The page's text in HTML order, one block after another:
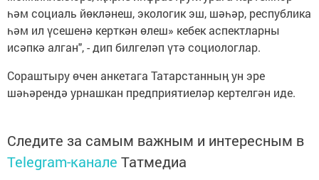
һәм социаль йөкләнеш, экологик эш, шәһәр, республика
һәм ил үсешенә керткән өлеш» кебек аспектларны
исәпкә алган", - дип билгеләп үтә социологлар.
Сораштыру өчен анкетага Татарстанның ун эре
шәһәрендә урнашкан предприятиеләр кертелгән иде.
Следите за самым важным и интересным в
Telegram-канале Татмедиа